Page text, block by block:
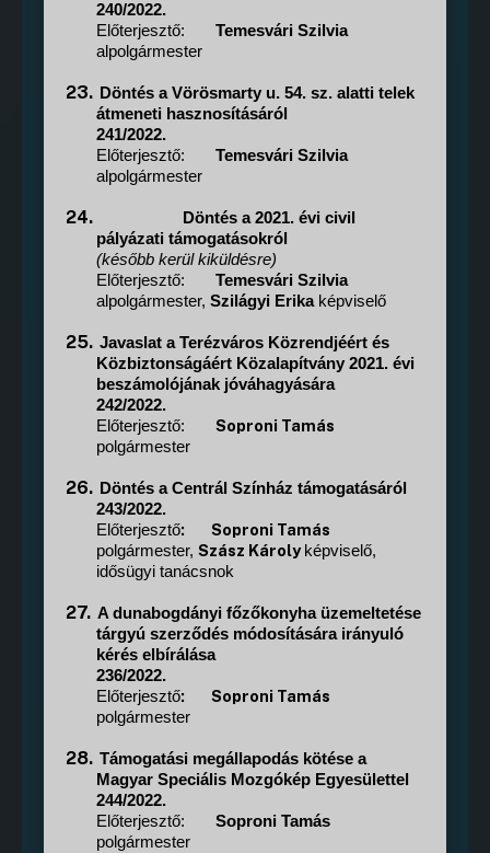
240/2022.
Előterjesztő:
Temesvári Szilvia
alpolgármester
23. Döntés a Vörösmarty u. 54. sz. alatti telek
átmeneti hasznosításáról
241/2022.
Előterjesztő:
Temesvári Szilvia
alpolgármester
24.
Döntés a 2021. évi civil
pályázati támogatásokról
(később kerül kiküldésre)
Előterjesztő:
Temesvári Szilvia
alpolgármester,Szilágyi Erikaképviselő
25. Javaslat a Terézváros Közrendjéért és
Közbiztonságáért Közalapítvány 2021. évi
beszámolójának jóváhagyására
242/2022.
Előterjesztő:
Soproni Tamás
polgármester
26. Döntés a Centrál Színház támogatásáról
243/2022.
Előterjesztő: Soproni Tamás
polgármester,Szász Károly képviselő,
idősügyi tanácsnok
27. A dunabogdányi főzőkonyha üzemeltetése
tárgyú szerződés módosítására irányuló
kérés elbírálása
236/2022.
Előterjesztő: Soproni Tamás
polgármester
28. Támogatási megállapodás kötése a
Magyar Speciális Mozgókép Egyesülettel
244/2022.
Előterjesztő:
Soproni Tamás
polgármester